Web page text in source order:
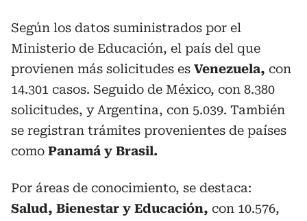
Según los datos suministrados por el
Ministerio de Educación, el país del que
provienen más solicitudes es Venezuela, con
14.301 casos. Seguido de México, con 8.380
solicitudes, y Argentina, con 5.039. También
se registran trámites provenientes de países
como Panamá y Brasil.
Por áreas de conocimiento, se destaca:
Salud, Bienestar y Educación, con 10.576,